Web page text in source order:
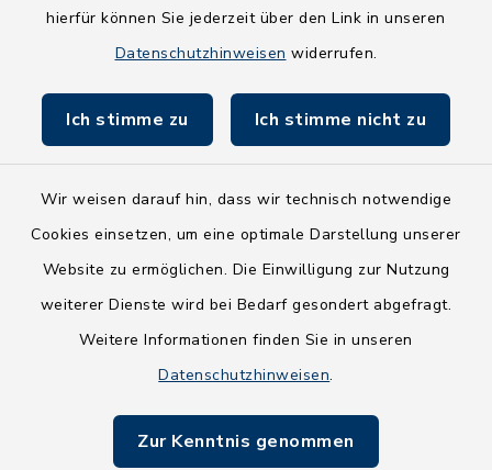
hierfür können Sie jederzeit über den Link in unseren
Datenschutzhinweisen widerrufen.
Ich stimme zu Ich stimme nicht zu
Wir weisen darauf hin, dass wir technisch notwendige
Cookies einsetzen, um eine optimale Darstellung unserer
Website zu ermöglichen. Die Einwilligung zur Nutzung
weiterer Dienste wird bei Bedarf gesondert abgefragt.
Weitere Informationen finden Sie in unseren
Datenschutzhinweisen.
Zur Kenntnis genommen
Holsteiner Auenland
Fundbüro
Barrierefreiheit
Impressum